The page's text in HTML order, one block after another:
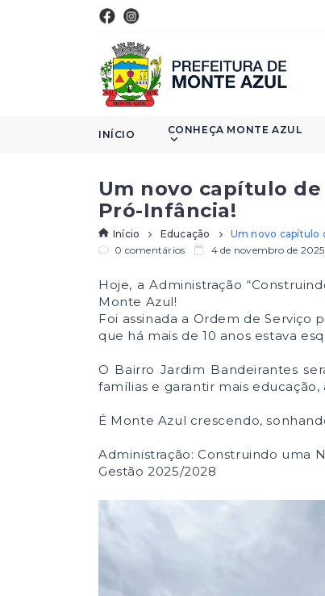
INÍCIO CONHEÇA MONTE AZUL
Um novo capítulo
Pró-Infância!
Início Educação
Um novo capítulo
0 comentários
4 de novembro de 2025
Hoje, a Administração
Monte Azul!
Foi assinada a Ordem de Serviço
que há mais de 10 anos estava
O Bairro Jardim Bandeirantes
famílias e garantir mais
É Monte Azul crescendo,
Administração: Construindo uma
Gestão 2025/2028